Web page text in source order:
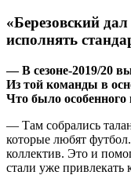
«Березовский
исполнять
— В сезоне-2019/20
Из той команды в
Что было особенного
— Там собрались
которые любят
коллектив. Это и
стали уже привлекать